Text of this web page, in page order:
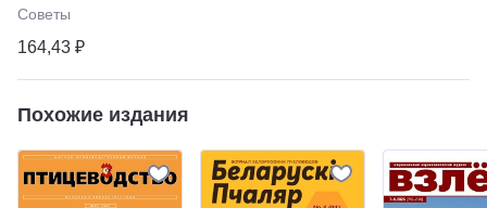
Советы
164,43 ₽
Похожие издания